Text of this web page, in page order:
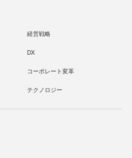
経営戦略
DX
コーポレート変革
テクノロジー